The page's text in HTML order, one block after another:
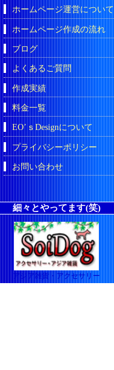
ホームページ運営について
ホームページ作成の流れ
ブログ
よくあるご質問
作成実績
料金一覧
EO’ｓDesignについて
プライバシーポリシー
お問い合わせ
細々とやってます(笑)
アジア雑貨・アクセサリー